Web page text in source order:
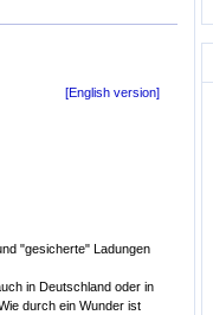
[English version]
"gesicherte" Ladungen
in Deutschland oder in
durch ein Wunder ist